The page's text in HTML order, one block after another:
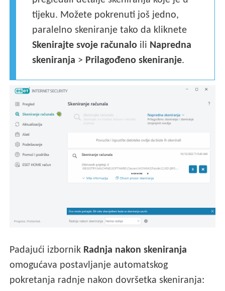
tijeku. Možete pokrenuti još jedno,
paralelno skeniranje tako da kliknete
Skenirajte svoje računalo ili Napredna
skeniranja > Prilagođeno skeniranje.
Padajući izbornik Radnja nakon skeniranja
omogućava postavljanje automatskog
pokretanja radnje nakon dovršetka skeniranja: